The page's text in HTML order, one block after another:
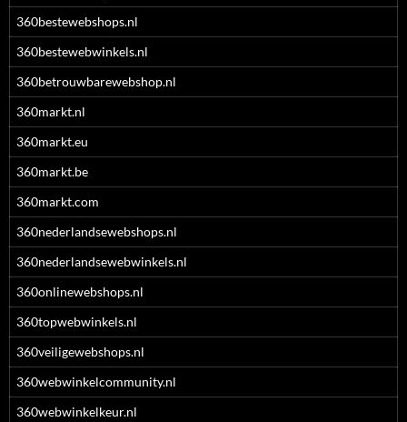
360bestewebshops.nl
360bestewebwinkels.nl
360betrouwbarewebshop.nl
360markt.nl
360markt.eu
360markt.be
360markt.com
360nederlandsewebshops.nl
360nederlandsewebwinkels.nl
360onlinewebshops.nl
360topwebwinkels.nl
360veiligewebshops.nl
360webwinkelcommunity.nl
360webwinkelkeur.nl